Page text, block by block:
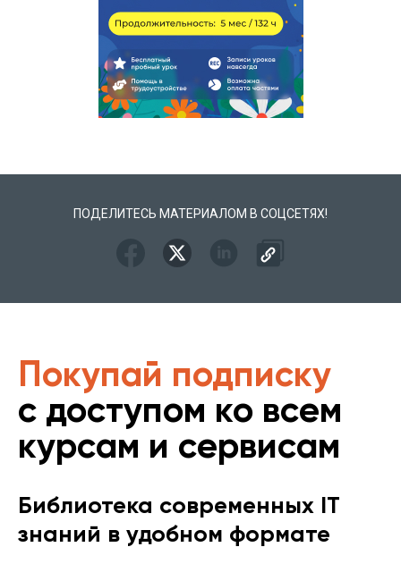
ПОДЕЛИТЕСЬ МАТЕРИАЛОМ В СОЦСЕТЯХ!
Покупай подписку
с доступом ко всем
курсам и сервисам
Библиотека современных IT
знаний в удобном формате